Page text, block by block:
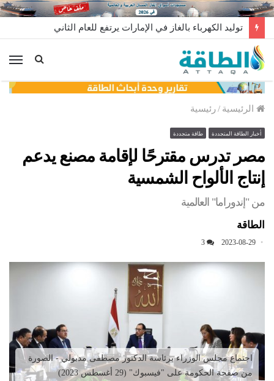
الرئيسية /رئيسية
أخبار الطاقة المتجددة طاقة متجددة
مصر تدرس مقترحًا لإقامة مصنع يدعم
إنتاج الألواح الشمسية
من "إندوراما" العالمية
الطاقة
2023-08-29
3
اجتماع مجلس الوزراء برئاسة الدكتور مصطفى مدبولي - الصورة
من صفحة الحكومة على "فيسبوك" (29 أغسطس 2023)